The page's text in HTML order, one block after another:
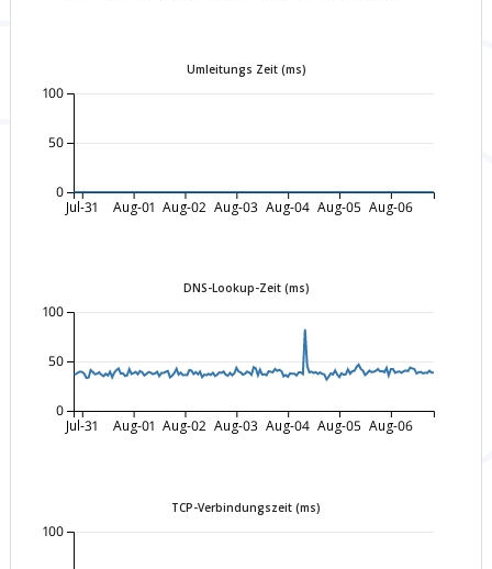
Umleitungs Zeit (ms)
Jul-31 Aug-01 Aug-02 Aug-03 Aug-04 Aug-05 Aug-06
0
50
100
DNS-Lookup-Zeit (ms)
Jul-31 Aug-01 Aug-02 Aug-03 Aug-04 Aug-05 Aug-06
0
50
100
TCP-Verbindungszeit (ms)
100